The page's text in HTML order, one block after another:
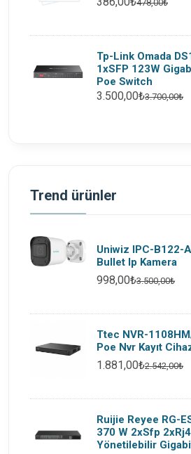
478,00₺
Tp-Link Omada
1xSFP 123W
Poe Switch
3.500,00₺3.700,00₺
Trend ürünler
Uniwiz IPC-B122-
Bullet Ip Kamera
998,00₺3.500,00₺
Ttec NVR-
Poe Nvr Kayıt
1.881,00₺2.542,00₺
Ruijie Reyee RG-
370 W 2xSfp
Yönetilebilir